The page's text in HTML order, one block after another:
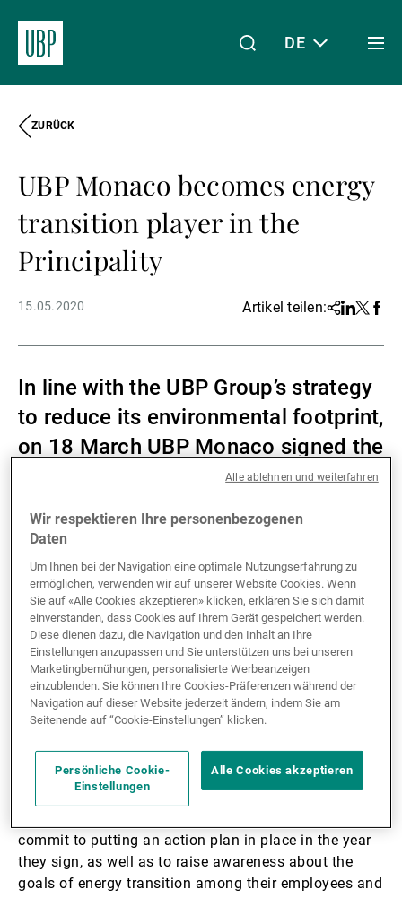
Über uns
Externe Vermögensverwalter
Kontakte
DE
ZURÜCK
UBP Monaco becomes energy
transition player in the
Principality
15.05.2020 Artikel teilen:Share
Linkedin
Twitter
In line with the UBP Group’s strategy
to reduce its environmental footprint,
on 18 March UBP Monaco signed the
Principality of Monaco’s National
Energy Transition Pact.
Created in January 2018, this Pact encourages the
various stakeholders based in the Principality (such
as institutions, businesses, residents and workers) to
play an active role in the nation’s energy transition
and to reduce their greenhouse gas emissions.
Monaco has set itself the target of reducing its
greenhouse gas emissions by 50% by 2030
(compared with 1990) and to become carbon-neutral
by 2050.
The National Pact defines three key areas of
commit to putting an action plan in place in the year
they sign, as well as to raise awareness about the
goals of energy transition among their employees and
Wir respektieren Ihre personenbezogenen
Daten
Um Ihnen bei der Navigation eine optimale Nutzungserfahrung zu
ermöglichen, verwenden wir auf unserer Website Cookies. Wenn
Sie auf «Alle Cookies akzeptieren» klicken, erklären Sie sich damit
einverstanden, dass Cookies auf Ihrem Gerät gespeichert werden.
Diese dienen dazu, die Navigation und den Inhalt an Ihre
Einstellungen anzupassen und Sie unterstützen uns bei unseren
Marketingbemühungen, personalisierte Werbeanzeigen
einzublenden. Sie können Ihre Cookies-Präferenzen während der
Navigation auf dieser Website jederzeit ändern, indem Sie am
Seitenende auf “Cookie-Einstellungen” klicken.
Persönliche Cookie-
Einstellungen
Alle Cookies akzeptieren
Alle ablehnen und weiterfahren